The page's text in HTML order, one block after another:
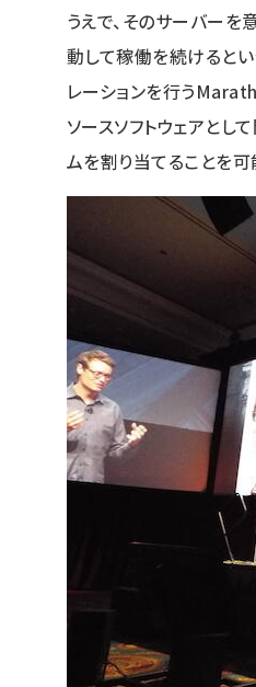
うえで、そのサーバー
動して稼働を続けると
レーションを行う
ソースソフトウェアと
ムを割り当てることを可